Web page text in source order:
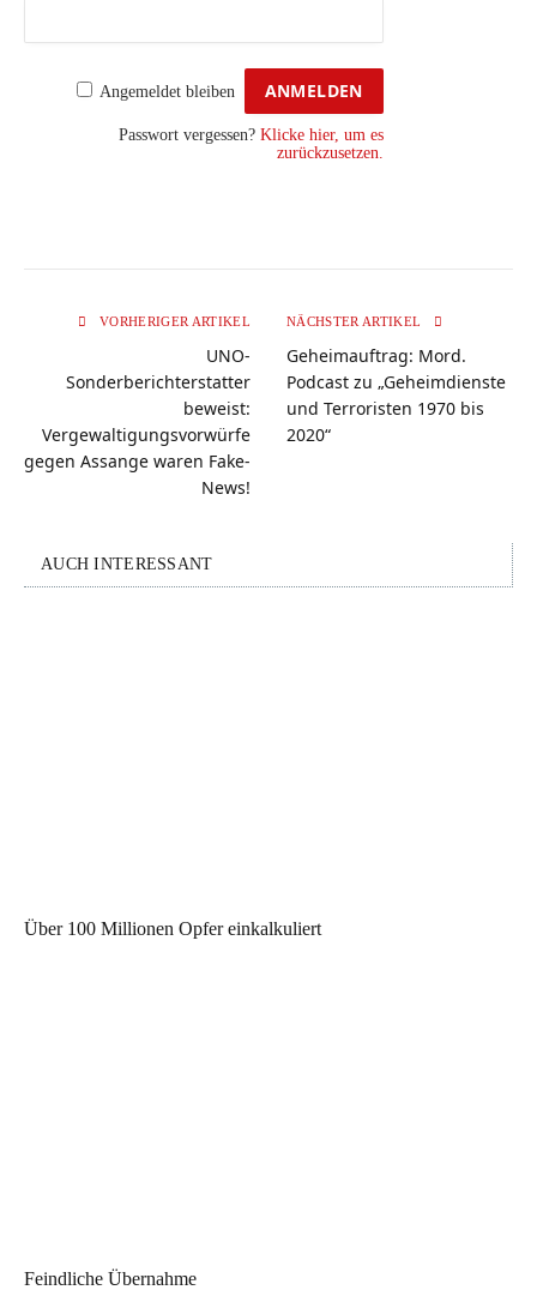
Angemeldet bleiben
Passwort vergessen? Klicke hier, um es
zurückzusetzen.
VORHERIGER ARTIKEL
UNO-
Sonderberichterstatter
beweist:
Vergewaltigungsvorwürfe
gegen Assange waren Fake-
News!
NÄCHSTER ARTIKEL
Geheimauftrag: Mord.
Podcast zu „Geheimdienste
und Terroristen 1970 bis
2020“
AUCH INTERESSANT
Über 100 Millionen Opfer einkalkuliert
Feindliche Übernahme